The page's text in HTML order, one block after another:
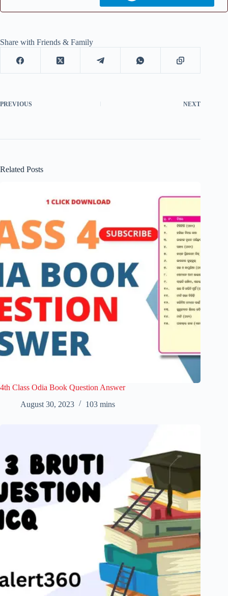
Share with Friends & Family
PREVIOUS NEXT
Related Posts
4th Class Odia Book Question Answer
August 30, 2023
103 mins